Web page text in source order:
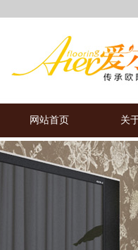
网站首页 关